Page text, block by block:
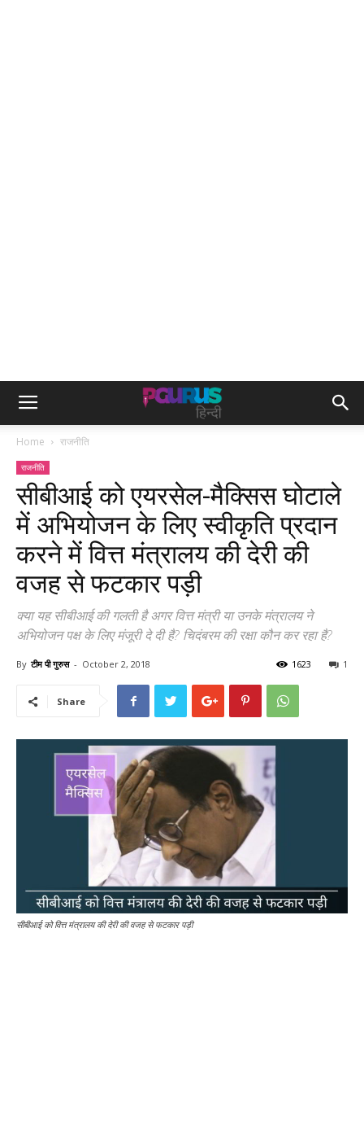
Home राजनीति
राजनीति
सीबीआई को एयरसेल-मैक्सिस घोटाले
में अभियोजन के लिए स्वीकृति प्रदान
करने में वित्त मंत्रालय की देरी की
वजह से फटकार पड़ी
क्या यह सीबीआई की गलती है अगर वित्त मंत्री या उनके मंत्रालय ने
अभियोजन पक्ष के लिए मंजूरी दे दी है? चिदंबरम की रक्षा कौन कर रहा है?
By टीम पी गुरुस - October 2, 2018 1
1623
Share
सीबीआई को वित्त मंत्रालय की देरी की वजह से फटकार पड़ी